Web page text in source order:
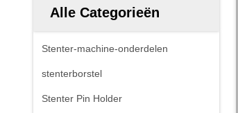
Alle Categorieën
Stenter-machine-onderdelen
stenterborstel
Stenter Pin Holder